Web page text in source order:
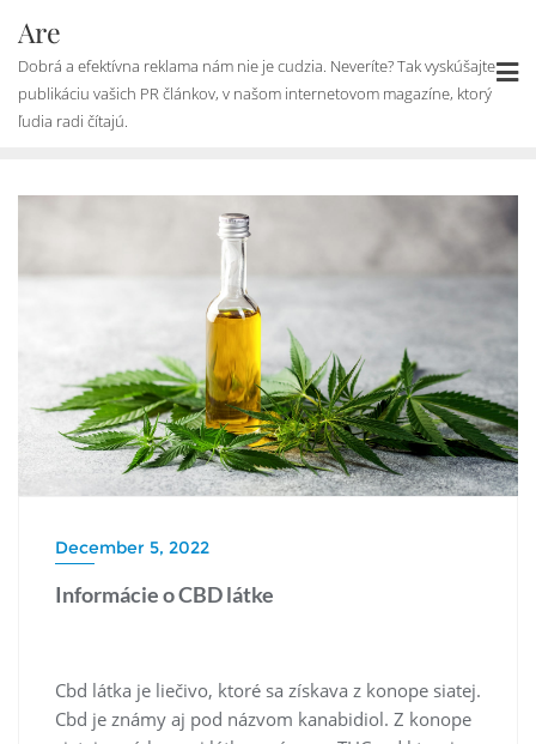
content
Are
Dobrá a efektívna reklama nám nie je cudzia. Neveríte? Tak vyskúšajte
publikáciu vašich PR článkov, v našom internetovom magazíne, ktorý
ľudia radi čítajú.
December 5, 2022
Informácie o CBD látke
Cbd látka je liečivo, ktoré sa získava z konope siatej.
Cbd je známy aj pod názvom kanabidiol. Z konope